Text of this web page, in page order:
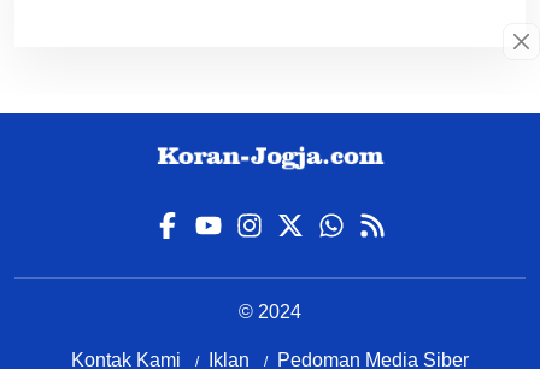
© 2024
Kontak Kami Iklan Pedoman Media Siber